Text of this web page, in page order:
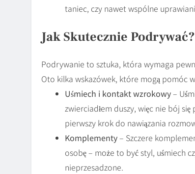
taniec, czy nawet wspólne
Jak Skutecznie Podrywać?
Podrywanie to sztuka, która wymaga
Oto kilka wskazówek, które mogą pomóc
Uśmiech i kontakt wzrokowy–
zwierciadłem duszy, więc nie bój
pierwszy krok do nawiązania
Komplementy– Szczere
osobę – może to być styl, uśmiech
nieprzesadzone.